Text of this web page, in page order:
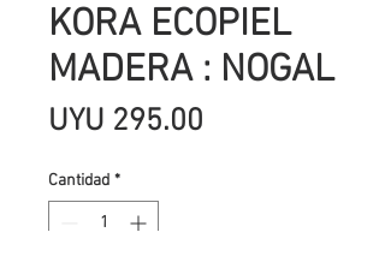
KORA ECOPIEL
MADERA : NOGAL
UYU 295.00
Cantidad *